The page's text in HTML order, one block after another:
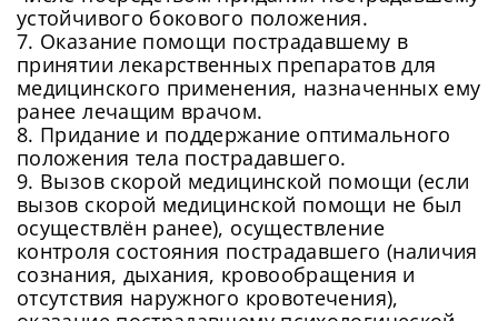
устойчивого бокового положения.
7. Оказание помощи пострадавшему в
принятии лекарственных препаратов для
медицинского применения, назначенных ему
ранее лечащим врачом.
8. Придание и поддержание оптимального
положения тела пострадавшего.
9. Вызов скорой медицинской помощи (если
вызов скорой медицинской помощи не был
осуществлён ранее), осуществление
контроля состояния пострадавшего (наличия
сознания, дыхания, кровообращения и
отсутствия наружного кровотечения),